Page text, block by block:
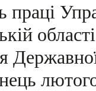
праці